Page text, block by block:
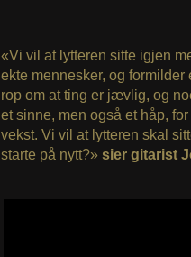
«Vi vil at lytteren sitte igjen
ekte mennesker, og
rop om at ting er jævlig, og
et sinne, men også et håp,
vekst. Vi vil at lytteren skal
starte på nytt?»sier gitarist